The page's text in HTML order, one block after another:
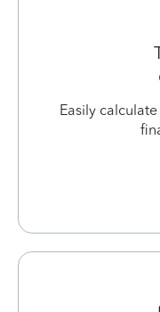
Easily